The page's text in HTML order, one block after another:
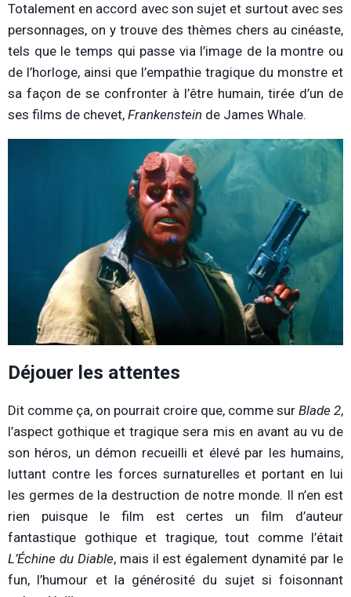
Totalement en accord avec son sujet et surtout avec ses
personnages, on y trouve des thèmes chers au cinéaste,
tels que le temps qui passe via l’image de la montre ou
de l’horloge, ainsi que l’empathie tragique du monstre et
sa façon de se confronter à l’être humain, tirée d’un de
ses films de chevet, Frankenstein de James Whale.
Déjouer les attentes
Dit comme ça, on pourrait croire que, comme sur Blade 2,
l’aspect gothique et tragique sera mis en avant au vu de
son héros, un démon recueilli et élevé par les humains,
luttant contre les forces surnaturelles et portant en lui
les germes de la destruction de notre monde. Il n’en est
rien puisque le film est certes un film d’auteur
fantastique gothique et tragique, tout comme l’était
L’Échine du Diable,mais il est également dynamité par le
fun, l’humour et la générosité du sujet si foisonnant